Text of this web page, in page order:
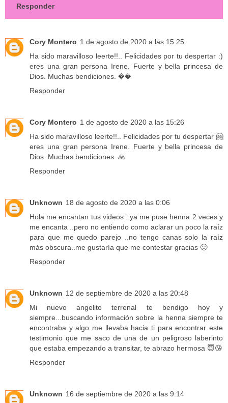
Responder
Cory Montero 1 de agosto de 2020 a las 15:25
Ha sido maravilloso leerte!!.. Felicidades por tu despertar :)
eres una gran persona Irene. Fuerte y bella princesa de
Dios. Muchas bendiciones. ��
Responder
Cory Montero 1 de agosto de 2020 a las 15:26
Ha sido maravilloso leerte!!.. Felicidades por tu despertar 🤗
eres una gran persona Irene. Fuerte y bella princesa de
Dios. Muchas bendiciones. 🙏
Responder
Unknown 18 de agosto de 2020 a las 0:06
Hola me encantan tus videos ..ya me puse henna 2 veces y
me encanta ..pero no entiendo como aclarar un poco la raíz
para que me quedo parejo ..no tengo canas solo la raíz
más obscura..me gustaría que me contestar gracias 🙂
Responder
Unknown 12 de septiembre de 2020 a las 20:48
Mi nuevo angelito terrenal te bendigo hoy y
siempre...buscando información sobre la henna siempre te
encontraba y algo me llevaba hacia ti para encontrar este
testimonio que me saco de una de un peligroso laberinto
que estaba empezando a transitar, te abrazo hermosa 😇😘
Responder
Unknown 16 de septiembre de 2020 a las 9:14